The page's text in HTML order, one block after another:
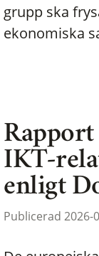
grupp ska
ekonomiska
IKT-
enligt
Publicerad 2026-